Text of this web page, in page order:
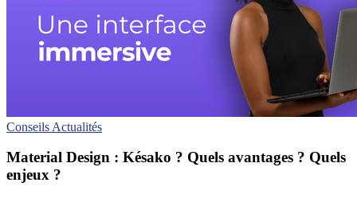
Conseils Actualités
Material Design : Késako ? Quels avantages ? Quels
enjeux ?